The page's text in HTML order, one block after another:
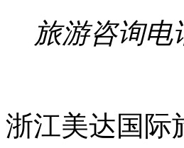
旅游咨询电
浙江美达国际